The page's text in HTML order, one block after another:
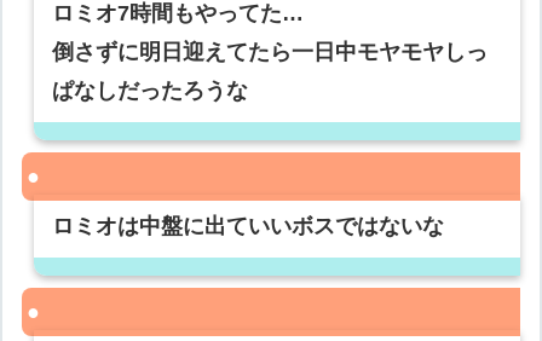
ロミオ7時間もやってた…
倒さずに明日迎えてたら一日中モヤモヤしっ
ぱなしだったろうな
ロミオは中盤に出ていいボスではないな